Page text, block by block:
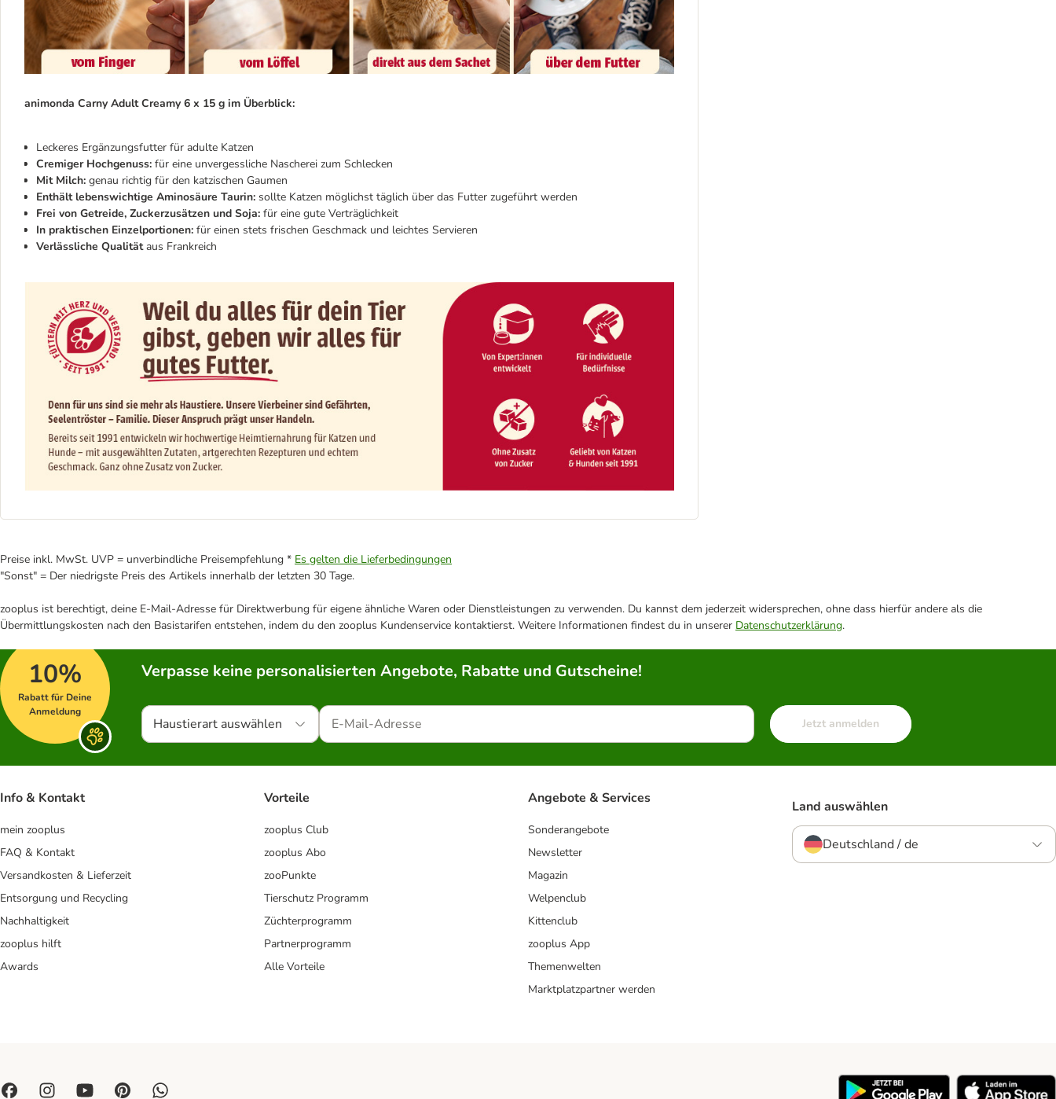
animonda Carny Adult Creamy 6 x 15 g im Überblick:
Leckeres Ergänzungsfutter für adulte Katzen
Cremiger Hochgenuss: für eine unvergessliche Nascherei zum Schlecken
Mit Milch: genau richtig für den katzischen Gaumen
Enthält lebenswichtige Aminosäure Taurin: sollte Katzen möglichst täglich über das Futter zugeführt werden
Frei von Getreide, Zuckerzusätzen und Soja: für eine gute Verträglichkeit
In praktischen Einzelportionen: für einen stets frischen Geschmack und leichtes Servieren
Verlässliche Qualitätaus Frankreich
Preise inkl. MwSt. UVP = unverbindliche Preisempfehlung * Es gelten die Lieferbedingungen
"Sonst" = Der niedrigste Preis des Artikels innerhalb der letzten 30 Tage.
zooplus ist berechtigt, deine E-Mail-Adresse für Direktwerbung für eigene ähnliche Waren oder Dienstleistungen zu verwenden. Du kannst dem jederzeit widersprechen, ohne dass hierfür andere als die
Übermittlungskosten nach den Basistarifen entstehen, indem du den zooplus Kundenservice kontaktierst. Weitere Informationen findest du in unserer Datenschutzerklärung.
10%
Rabatt für Deine
Anmeldung
Verpasse keine personalisierten Angebote, Rabatte und Gutscheine!
Haustierart auswählen Jetzt anmelden
Info & Kontakt
mein zooplus
FAQ & Kontakt
Versandkosten & Lieferzeit
Entsorgung und Recycling
Nachhaltigkeit
zooplus hilft
Awards
Vorteile
zooplus Club
zooplus Abo
zooPunkte
Tierschutz Programm
Züchterprogramm
Partnerprogramm
Alle Vorteile
Angebote & Services
Sonderangebote
Newsletter
Magazin
Welpenclub
Kittenclub
zooplus App
Themenwelten
Marktplatzpartner werden
Land auswählen
Deutschland / de